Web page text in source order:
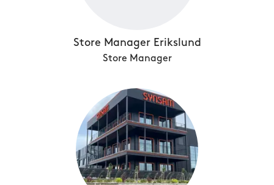
Store Manager Erikslund
Store Manager